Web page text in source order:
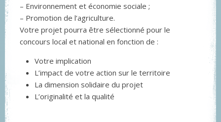
– Environnement et économie sociale ;
– Promotion de l’agriculture.
Votre projet pourra être sélectionné pour le
concours local et national en fonction de :
Votre implication
L’impact de votre action sur le territoire
La dimension solidaire du projet
L’originalité et la qualité